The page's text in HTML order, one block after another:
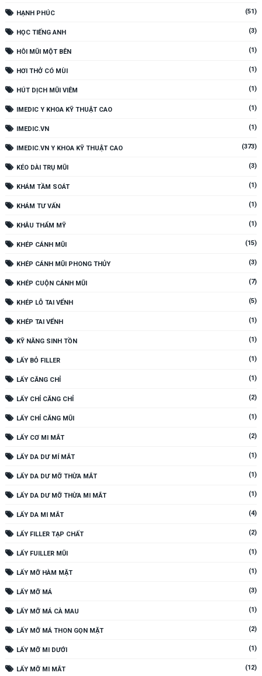
HẠNH PHÚC (51)
HỌC TIẾNG ANH (3)
HÔI MŨI MỘT BÊN (1)
HƠI THỞ CÓ MÙI (1)
HÚT DỊCH MŨI VIÊM (1)
IMEDIC Y KHOA KỸ THUẬT CAO (1)
IMEDIC.VN (1)
IMEDIC.VN Y KHOA KỸ THUẬT CAO (373)
KÉO DÀI TRỤ MŨI (3)
KHÁM TẦM SOÁT (1)
KHÁM TƯ VẤN (1)
KHÂU THẨM MỸ (1)
KHÉP CÁNH MŨI (15)
KHÉP CÁNH MŨI PHONG THỦY (3)
KHÉP CUỘN CÁNH MŨI (7)
KHÉP LỖ TAI VỂNH (5)
KHÉP TAI VỂNH (1)
KỸ NĂNG SINH TỒN (1)
LẤY BỎ FILLER (1)
LẤY CĂNG CHỈ (1)
LẤY CHỈ CĂNG CHỈ (2)
LẤY CHỈ CĂNG MŨI (1)
LẤY CƠ MI MẮT (2)
LẤY DA DƯ MÍ MẮT (1)
LẤY DA DƯ MỠ THỪA MẮT (1)
LẤY DA DƯ MỠ THỪA MI MẮT (1)
LẤY DA MI MẮT (4)
LẤY FILLER TẠP CHẤT (2)
LẤY FUILLER MŨI (1)
LẤY MỠ HÀM MẶT (1)
LẤY MỠ MÁ (3)
LẤY MỠ MÁ CÀ MAU (1)
LẤY MỠ MÁ THON GỌN MẶT (2)
LẤY MỠ MI DƯỚI (1)
LẤY MỠ MI MẮT (12)